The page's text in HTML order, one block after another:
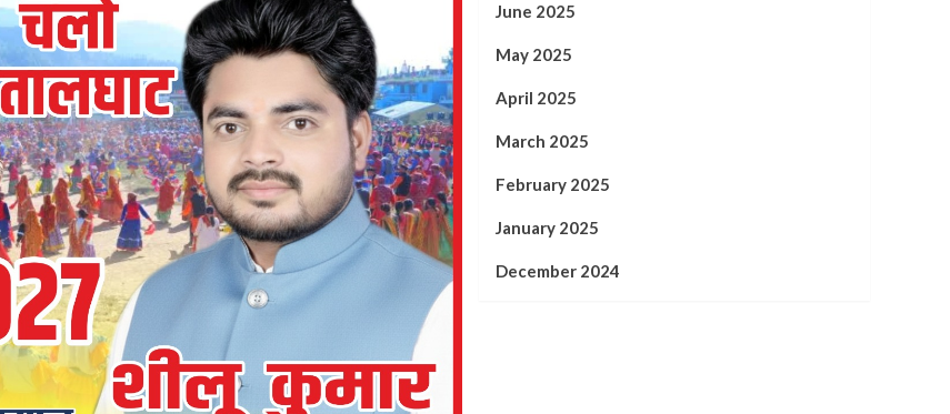
June 2025
May 2025
April 2025
March 2025
February 2025
January 2025
December 2024